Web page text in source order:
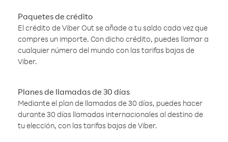
Paquetes de crédito
El crédito de Viber Out se añade a tu saldo cada vez que
compres un importe. Con dicho crédito, puedes llamar a
cualquier número del mundo con las tarifas bajas de
Viber.
Planes de llamadas de 30 días
Mediante el plan de llamadas de 30 días, puedes hacer
durante 30 días llamadas internacionales al destino de
tu elección, con las tarifas bajas de Viber.